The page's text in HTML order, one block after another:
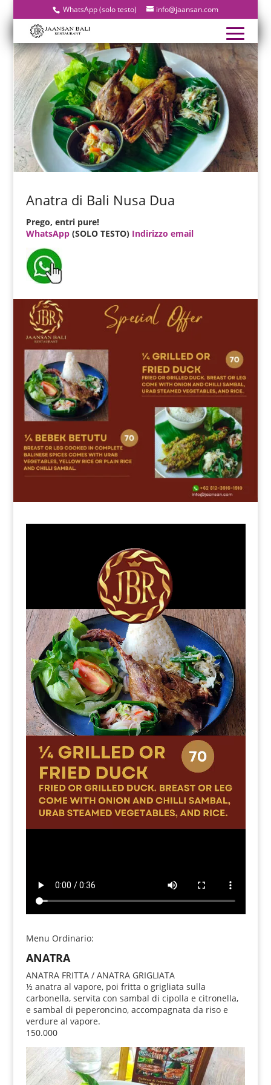
WhatsApp (solo testo) info@jaansan.com
Anatra di Bali Nusa Dua
Prego, entri pure!
WhatsApp(SOLO TESTO) Indirizzo email
Menu Ordinario:
ANATRA
ANATRA FRITTA / ANATRA GRIGLIATA
½ anatra al vapore, poi fritta o grigliata sulla
carbonella, servita con sambal di cipolla e citronella,
e sambal di peperoncino, accompagnata da riso e
verdure al vapore.
150.000